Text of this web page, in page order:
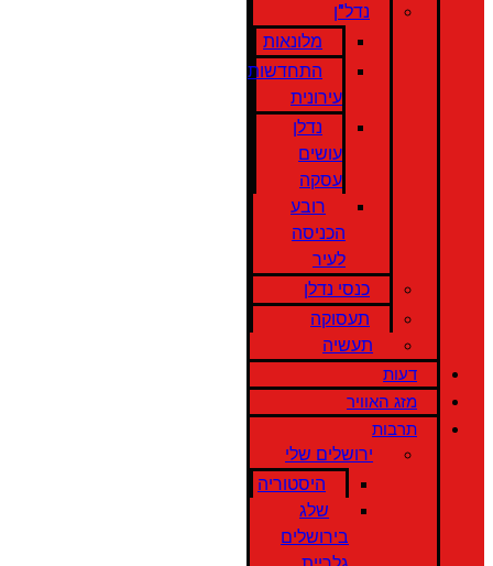
נדל"ן
מלונאות
התחדשות
עירונית
נדלן
עושים
עסקה
רובע
הכניסה
לעיר
כנסי נדלן
תעסוקה
תעשיה
דעות
מזג האוויר
תרבות
ירושלים שלי
היסטוריה
שלג
בירושלים